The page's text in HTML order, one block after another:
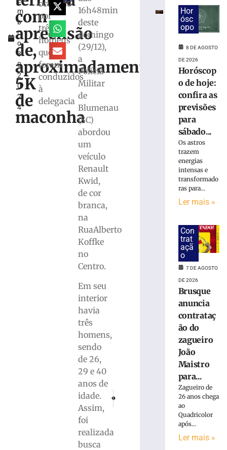
m
b
r
o
3
0,
2
0
2
4
com
apreensão
de,
aproximadamente,
5K
de
maconha
ocupado
por
três
homens
que
foram
conduzidos
à
delegacia
16h48min
deste
domingo
(29/12),
a
Polícia
Militar
de
Blumenau
(SC)
abordou
um
veículo
Renault
Kwid,
de cor
branca,
na
RuaAlberto
Koffke
no
Centro.
Em seu
interior
havia
três
homens,
sendo
de 26,
29 e 40
anos de
idade.
Assim,
foi
realizada
busca
Dupla é detida com 600 metros de
Elenco do Bruscão teve programação
bombeiros
resgatam
Gaspar
pessoas
detidas
suspeita
tráfico
drogas
Brusque
Homem
matou
mulher
Hor
ósc
opo
8 DE AGOSTO
DE 2026
Horóscop
o de hoje:
confira as
previsões
para
sábado...
Os astros
trazem
energias
intensas e
transformado
ras para...
Ler mais »
Con
trat
açã
o
7 DE AGOSTO
DE 2026
Brusque
anuncia
contrataç
ão do
zagueiro
João
Maistro
para...
Zagueiro de
26 anos chega
ao
Quadricolor
após...
Ler mais »